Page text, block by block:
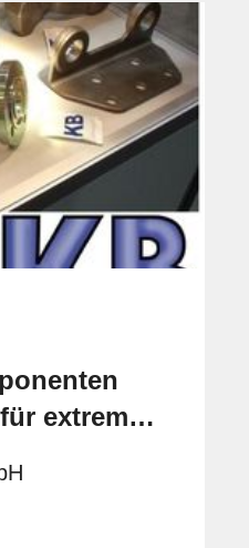
und ihr
Erfolg und zur Effizienz
bei, indem sie
und dafür sorgen,
ablaufen.
extreme